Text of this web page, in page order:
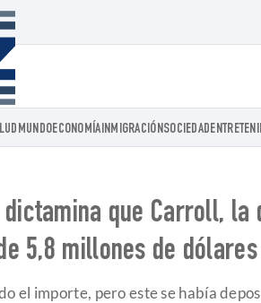
Voz.us
MUNDOECONOMÍAINMIGRACIÓNSOCIEDAD
que Carroll,
5,8 millones de
el importe, pero este se había